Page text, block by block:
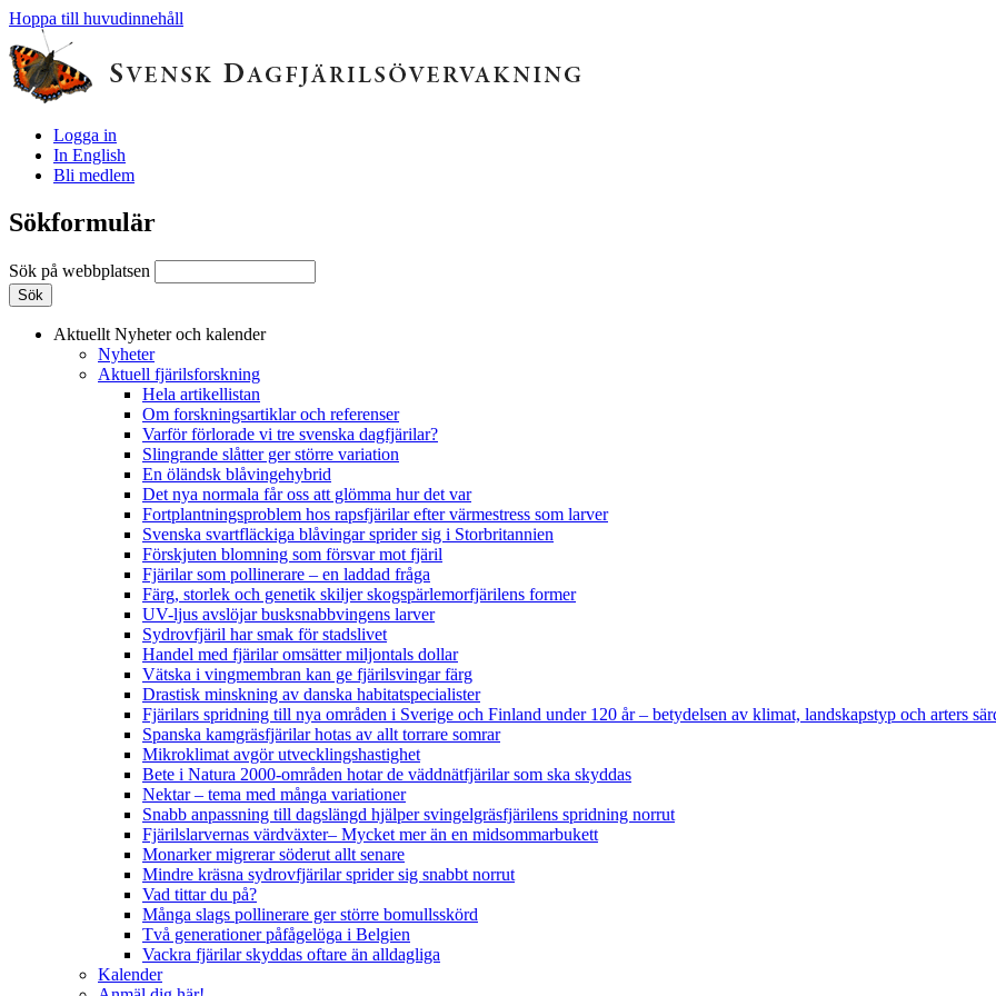
Hoppa till huvudinnehåll
Logga in
In English
Bli medlem
Sökformulär
Sök på webbplatsen
Aktuellt Nyheter och kalender
Nyheter
Aktuell fjärilsforskning
Hela artikellistan
Om forskningsartiklar och referenser
Varför förlorade vi tre svenska dagfjärilar?
Slingrande slåtter ger större variation
En öländsk blåvingehybrid
Det nya normala får oss att glömma hur det var
Fortplantningsproblem hos rapsfjärilar efter värmestress som larver
Svenska svartfläckiga blåvingar sprider sig i Storbritannien
Förskjuten blomning som försvar mot fjäril
Fjärilar som pollinerare – en laddad fråga
Färg, storlek och genetik skiljer skogspärlemorfjärilens former
UV-ljus avslöjar busksnabbvingens larver
Sydrovfjäril har smak för stadslivet
Handel med fjärilar omsätter miljontals dollar
Vätska i vingmembran kan ge fjärilsvingar färg
Drastisk minskning av danska habitatspecialister
Fjärilars spridning till nya områden i Sverige och Finland under 120 år– betydelsen av klimat, landskapstyp och arters
Spanska kamgräsfjärilar hotas av allt torrare somrar
Mikroklimat avgör utvecklingshastighet
Bete i Natura 2000-områden hotar de väddnätfjärilar som ska skyddas
Nektar – tema med många variationer
Snabb anpassning till dagslängd hjälper svingelgräsfjärilens spridning norrut
Fjärilslarvernas värdväxter– Mycket mer än en midsommarbukett
Monarker migrerar söderut allt senare
Mindre kräsna sydrovfjärilar sprider sig snabbt norrut
Vad tittar du på?
Många slags pollinerare ger större bomullsskörd
Två generationer påfågelöga i Belgien
Vackra fjärilar skyddas oftare än alldagliga
Kalender